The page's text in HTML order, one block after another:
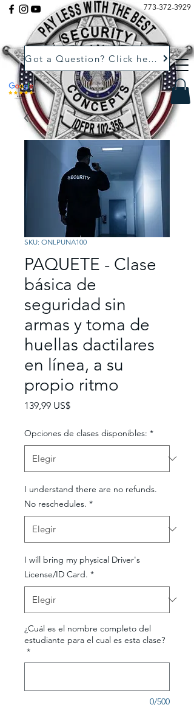
773-372-3929
Got a Question? Click here.
SKU: ONLPUNA100
PAQUETE - Clase
básica de
seguridad sin
armas y toma de
huellas dactilares
en línea, a su
propio ritmo
139,99 US$Precio
Opciones de clases disponibles: *
I understand there are no refunds.
No reschedules. *
I will bring my physical Driver's
License/ID Card. *
¿Cuál es el nombre completo del
estudiante para el cual es esta clase?
*
0/500